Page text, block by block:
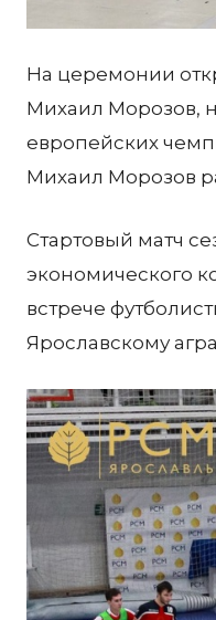
На церемонии
Михаил Морозов,
европейских
Михаил Морозов
Стартовый матч
экономического
встрече
Ярославскому